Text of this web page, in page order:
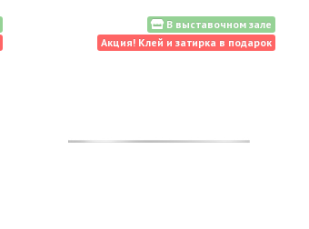
В выставочном зале
Акция! Клей и затирка в подарок